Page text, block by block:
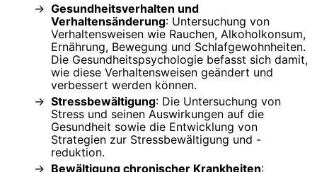
Gesundheitsverhalten und
Verhaltensänderung: Untersuchung von
Verhaltensweisen wie Rauchen, Alkoholkonsum,
Ernährung, Bewegung und Schlafgewohnheiten.
Die Gesundheitspsychologie befasst sich damit,
wie diese Verhaltensweisen geändert und
verbessert werden können.
Stressbewältigung: Die Untersuchung von
Stress und seinen Auswirkungen auf die
Gesundheit sowie die Entwicklung von
Strategien zur Stressbewältigung und -
reduktion.
Bewältigung chronischer Krankheiten: